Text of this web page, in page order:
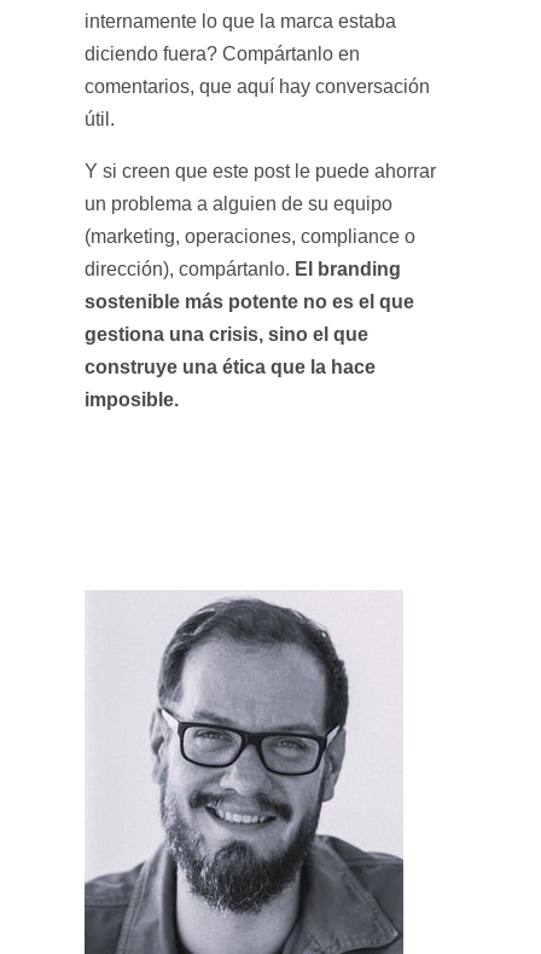
internamente lo que la marca estaba
diciendo fuera? Compártanlo en
comentarios, que aquí hay conversación
útil.
Y si creen que este post le puede ahorrar
un problema a alguien de su equipo
(marketing, operaciones, compliance o
dirección), compártanlo. El branding
sostenible más potente no es el que
gestiona una crisis, sino el que
construye una ética que la hace
imposible.